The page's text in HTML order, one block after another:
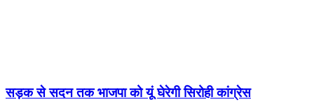
सड़क से सदन तक भाजपा को यूं घेरेगी सिरोही कांग्रेस